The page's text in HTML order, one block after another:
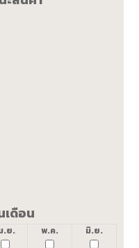
เดือน
.ย. พ.ค. มิ.ย.